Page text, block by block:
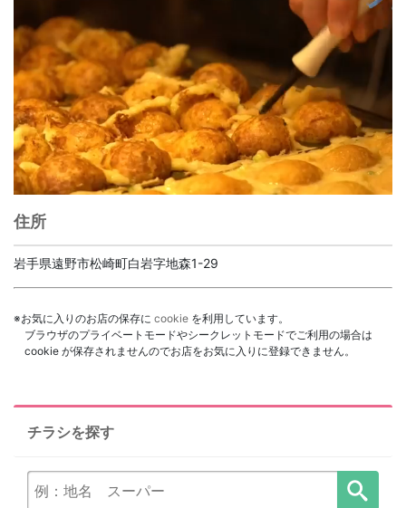
住所
岩手県遠野市松崎町白岩字地森1-29
※お気に入りのお店の保存に cookie を利用しています。
ブラウザのプライベートモードやシークレットモードでご利用の場合は
cookie が保存されませんのでお店をお気に入りに登録できません。
チラシを探す